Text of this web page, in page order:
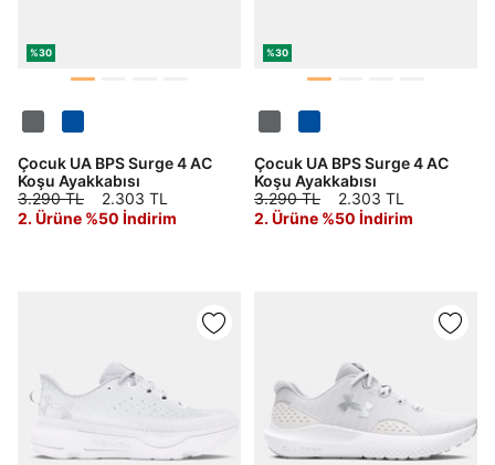
%30
Çocuk UA BPS Surge 4 AC
Koşu Ayakkabısı
3.290 TL
2.303 TL
2. Ürüne %50 İndirim
%30
Çocuk UA BPS Surge 4 AC
Koşu Ayakkabısı
3.290 TL
2.303 TL
2. Ürüne %50 İndirim